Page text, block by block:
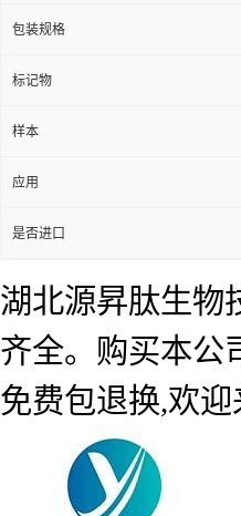
包装规格
标记物
样本
应用
是否进口
湖北源昇肽生物
齐全。购买本公
免费包退换,欢